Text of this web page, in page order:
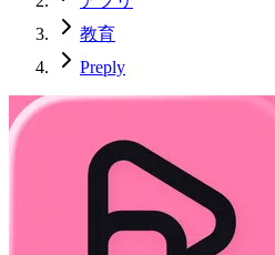
教育
Preply